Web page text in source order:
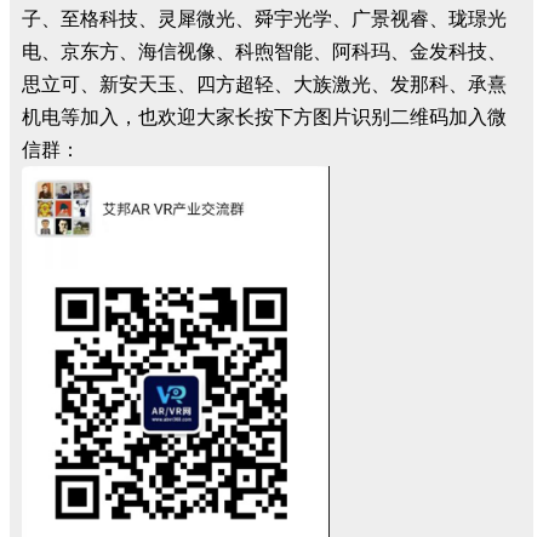
子、至格科技、灵犀微光、舜宇光学、广景视睿、珑璟光
电、京东方、海信视像、科煦智能、阿科玛、金发科技、
思立可、新安天玉、四方超轻、大族激光、发那科、承熹
机电等加入，也欢迎大家长按下方图片识别二维码加入微
信群：